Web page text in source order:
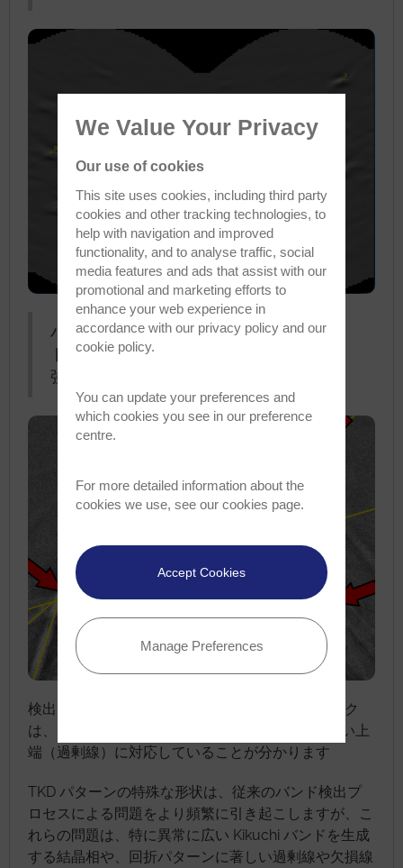
ハフ画像では、これまで Kikuchi のバン
ドと誤認されていた 3 つの「ピーク」が
強調されています
検出されたバンド画像から、これらの 3 つのピーク
は、赤い矢印で示した広い Kikuchi バンドの明るい上
端（過剰線）に対応していることが分かります
TKD パターンの特殊な形状は、従来のバンド検出プ
ロセスによる問題をより頻繁に引き起こしますが、こ
れらの問題は、特に異常に広い Kikuchi バンドを生成
する結晶相や、回折パターンに著しい過剰線や欠損線
We Value Your Privacy
Our use of cookies
This site uses cookies, including third party
cookies and other tracking technologies, to
help with navigation and improved
functionality, and to analyse traffic, social
media features and ads that assist with our
promotional and marketing efforts to
enhance your web experience in
accordance with our privacy policy and our
cookie policy.
You can update your preferences and
which cookies you see in our preference
centre.
For more detailed information about the
cookies we use, see our cookies page.
Accept Cookies
Manage Preferences